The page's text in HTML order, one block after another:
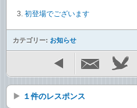
初登場でございます
カテゴリー: お知らせ
１件のレスポンス